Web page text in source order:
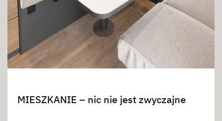
MIESZKANIE – nic nie jest zwyczajne